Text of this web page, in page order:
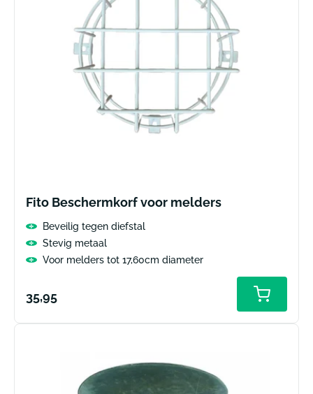
Fito Beschermkorf voor melders
Beveilig tegen diefstal
Stevig metaal
Voor melders tot 17,60cm diameter
Normale
35,95